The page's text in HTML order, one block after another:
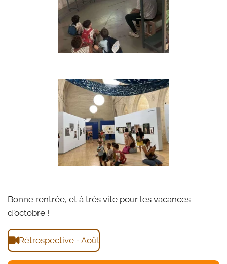
Bonne rentrée, et à très vite pour les vacances
d'octobre !
Rétrospective - Août